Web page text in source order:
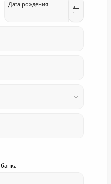
Дата рождения